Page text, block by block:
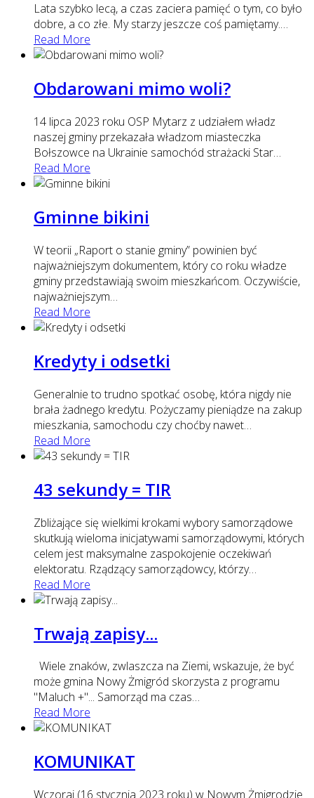
Lata szybko lecą, a czas zaciera pamięć o tym, co było
dobre, a co złe. My starzy jeszcze coś pamiętamy.…
Read More
Obdarowani mimo woli?
14 lipca 2023 roku OSP Mytarz z udziałem władz
naszej gminy przekazała władzom miasteczka
Bołszowce na Ukrainie samochód strażacki Star…
Read More
Gminne bikini
W teorii „Raport o stanie gminy” powinien być
najważniejszym dokumentem, który co roku władze
gminy przedstawiają swoim mieszkańcom. Oczywiście,
najważniejszym…
Read More
Kredyty i odsetki
Generalnie to trudno spotkać osobę, która nigdy nie
brała żadnego kredytu. Pożyczamy pieniądze na zakup
mieszkania, samochodu czy choćby nawet…
Read More
43 sekundy = TIR
Zbliżające się wielkimi krokami wybory samorządowe
skutkują wieloma inicjatywami samorządowymi, których
celem jest maksymalne zaspokojenie oczekiwań
elektoratu. Rządzący samorządowcy, którzy…
Read More
Trwają zapisy...
Wiele znaków, zwlaszcza na Ziemi, wskazuje, że być
może gmina Nowy Żmigród skorzysta z programu
"Maluch +"... Samorząd ma czas…
Read More
KOMUNIKAT
Wczoraj (16 stycznia 2023 roku) w Nowym Żmigrodzie